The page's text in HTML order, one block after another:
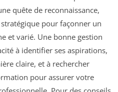
quête de reconnaissance,
pour façonner un
et varié. Une bonne gestion
à identifier ses aspirations,
claire, et à rechercher
pour assurer votre